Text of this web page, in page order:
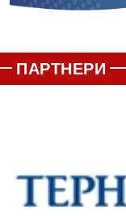
ПАРТНЕРИ